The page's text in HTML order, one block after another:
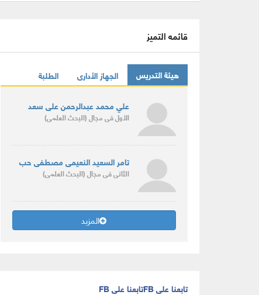
قائمه التميز
هيئة التدريس الجهاز الأدارى الطلبة
علي محمد عبدالرحمن على سعد
الأولفى مجال(البحث العلمى)
تامر السعيد النعيمى مصطفى حب
الثانىفى مجال(البحث العلمى)
المزيد
تابعنا على FB تابعنا على FB